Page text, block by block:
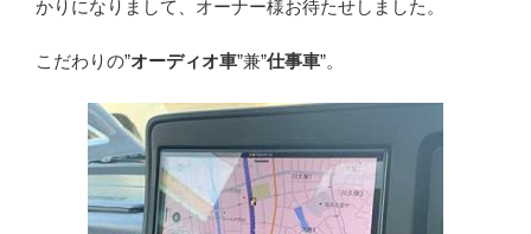
かりになりまして、オーナー様お待たせしました。
こだわりの”オーディオ車”兼”仕事車”。